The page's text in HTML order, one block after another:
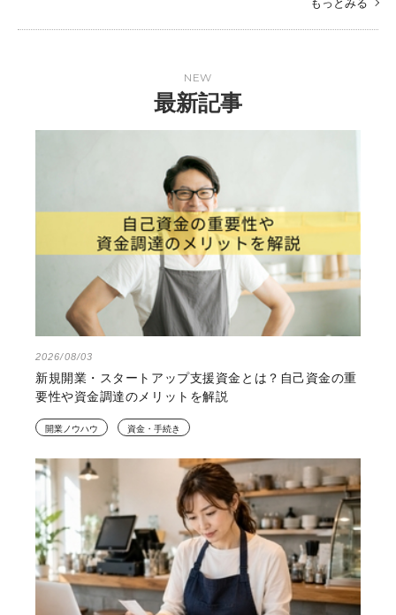
NEW
最新記事
2026/08/03
新規開業・スタートアップ支援資金とは？自己資金の重
要性や資金調達のメリットを解説
開業ノウハウ 資金・手続き